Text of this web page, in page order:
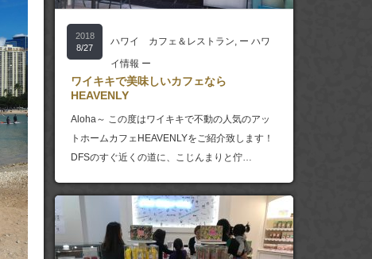
2018
8/27
ハワイ カフェ＆レストラン, ー ハワ
イ情報 ー
ワイキキで美味しいカフェなら
HEAVENLY
Aloha～ この度はワイキキで不動の人気のアッ
トホームカフェHEAVENLYをご紹介致します！
DFSのすぐ近くの道に、こじんまりと佇…